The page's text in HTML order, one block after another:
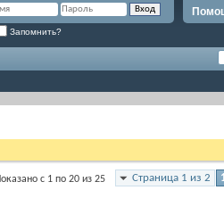
Запомнить?
Страница 1 из 2
с 1 по 20 из 25